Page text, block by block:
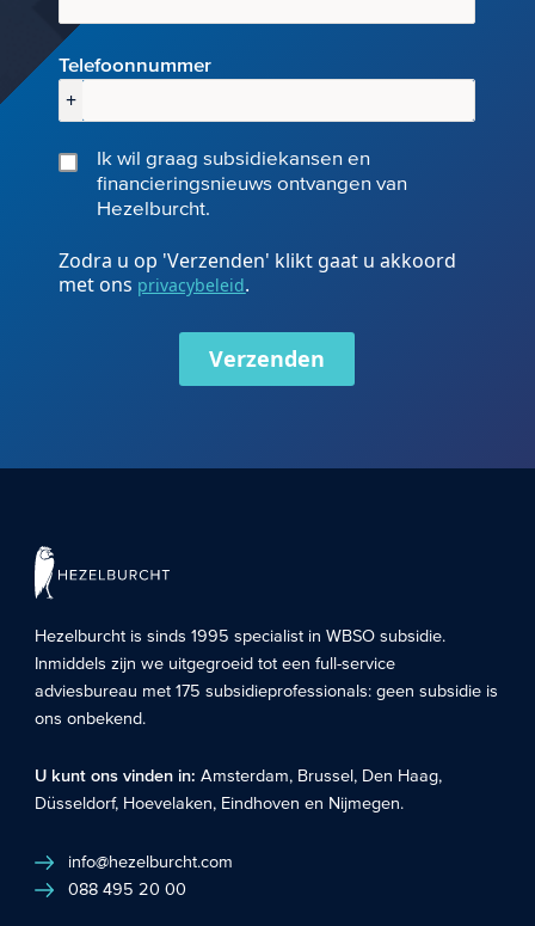
Telefoonnummer
+
Ik wil graag subsidiekansen en
financieringsnieuws ontvangen van
Hezelburcht.
Zodra u op 'Verzenden' klikt gaat u akkoord
met ons privacybeleid.
Verzenden
Hezelburcht is sinds 1995 specialist inWBSO subsidie.
Inmiddels zijn we uitgegroeid tot een full-service
adviesbureau met 175 subsidieprofessionals: geen subsidie is
ons onbekend.
U kunt ons vinden in:Amsterdam, Brussel, Den Haag,
Düsseldorf, Hoevelaken, Eindhoven en Nijmegen.
info@hezelburcht.com
088 495 20 00